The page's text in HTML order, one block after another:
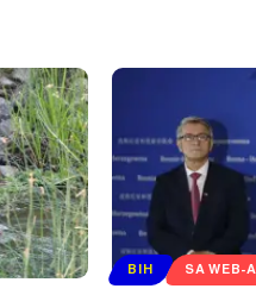
BIH SA WEB-A